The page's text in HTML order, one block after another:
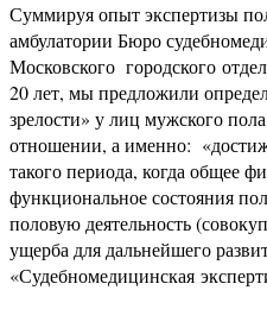
Суммируя опыт экспертизы
амбулатории Бюро
Московского городского
20 лет, мы предложили
зрелости» у лиц мужского
отношении, а именно:
такого периода, когда общее
функциональноесостояния
половую деятельность
ущерба для дальнейшего
«Судебномедицинская